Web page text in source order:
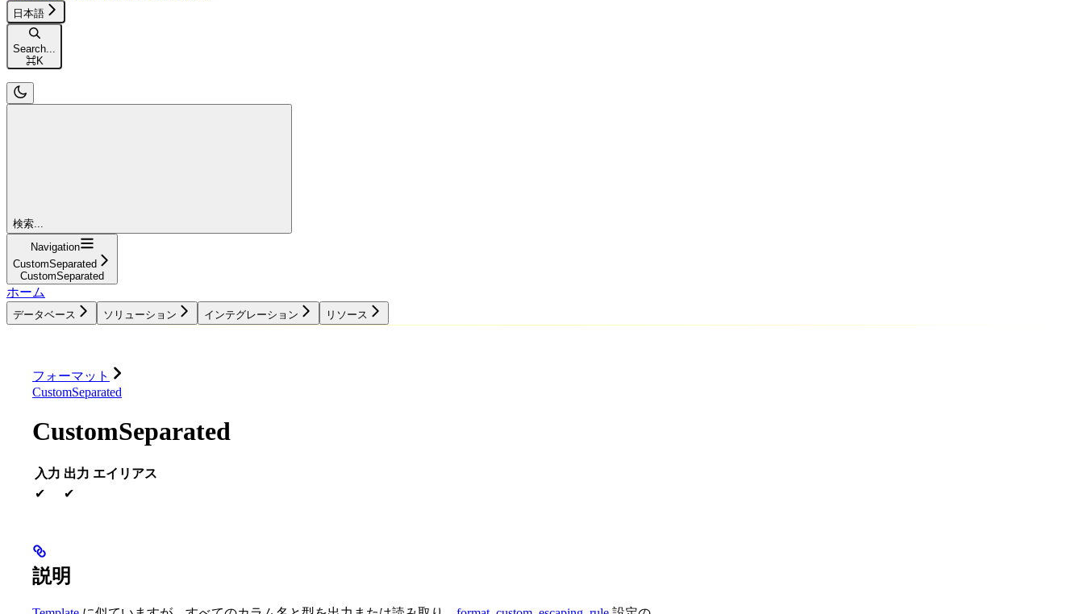
日本語
Search...
⌘K
検索...
Navigation
CustomSeparated
CustomSeparated
ホーム
データベース ソリューション インテグレーション リソース
フォーマット
CustomSeparated
CustomSeparated
入力 出力 エイリアス
✔
✔
説明